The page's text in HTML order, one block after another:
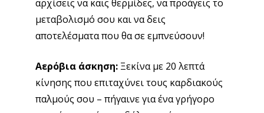
ποδήλατο, κάνε τζόγκινγκ, κλπ.
Στόχος καρδιακών παλμών:
120 με 140 παλμούς
το λεπτό. Για να τους καταλάβεις (αν δεν έχεις
ρολόι-καρδιοσυχνόμετρο), βάλε τον δείκτη σου
στην αρτηρία ανάμεσα στην κλείδα και το σαγόνι